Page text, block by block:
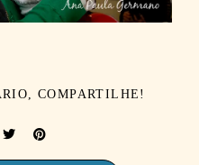
COMPARTILHE!